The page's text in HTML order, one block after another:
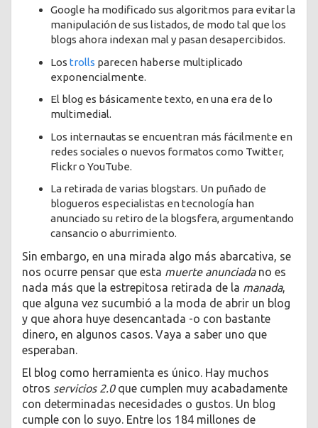
Google ha modificado sus algoritmos para evitar la
manipulación de sus listados, de modo tal que los
blogs ahora indexan mal y pasan desapercibidos.
Los trolls parecen haberse multiplicado
exponencialmente.
El blog es básicamente texto, en una era de lo
multimedial.
Los internautas se encuentran más fácilmente en
redes sociales o nuevos formatos como Twitter,
Flickr o YouTube.
La retirada de varias blogstars. Un puñado de
blogueros especialistas en tecnología han
anunciado su retiro de la blogsfera, argumentando
cansancio o aburrimiento.
Sin embargo, en una mirada algo más abarcativa, se
nos ocurre pensar que esta muerte anunciada no es
nada más que la estrepitosa retirada de la manada,
que alguna vez sucumbió a la moda de abrir un blog
y que ahora huye desencantada -o con bastante
dinero, en algunos casos. Vaya a saber uno que
esperaban.
El blog como herramienta es único. Hay muchos
otros servicios 2.0que cumplen muy acabadamente
con determinadas necesidades o gustos. Un blog
cumple con lo suyo. Entre los 184 millones de